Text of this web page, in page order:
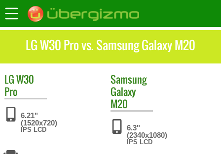
LG W30 Pro vs. Samsung Galaxy M20
LGW30
Pro
6.21"
(1520x720)
IPS LCD
Samsung
Galaxy
M20
6.3"
(2340x1080)
IPS LCD